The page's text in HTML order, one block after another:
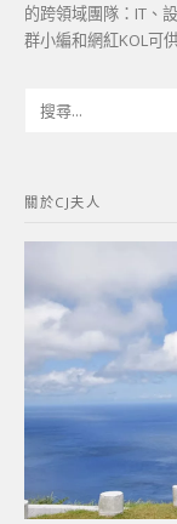
的跨領域團隊：IT、
群小編和網紅KOL可
字:
關於CJ夫人